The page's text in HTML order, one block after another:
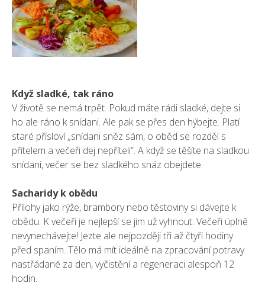
Když sladké, tak ráno
V životě se nemá trpět. Pokud máte rádi sladké, dejte si
ho ale ráno k snídani. Ale pak se přes den hýbejte. Platí
staré přísloví „snídani sněz sám, o oběd se rozděl s
přítelem a večeři dej nepříteli“. A když se těšíte na sladkou
snídani, večer se bez sladkého snáz obejdete.
Sacharidy k obědu
Přílohy jako rýže, brambory nebo těstoviny si dávejte k
obědu. K večeři je nejlepší se jim už vyhnout. Večeři úplně
nevynechávejte! Jezte ale nejpozději tři až čtyři hodiny
před spaním. Tělo má mít ideálně na zpracování potravy
nastřádané za den, vyčistění a regeneraci alespoň 12
hodin.